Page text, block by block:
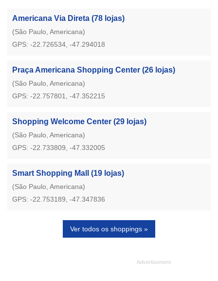
Americana Via Direta (78 lojas)
(São Paulo, Americana)
GPS: -22.726534, -47.294018
Praça Americana Shopping Center (26 lojas)
(São Paulo, Americana)
GPS: -22.757801, -47.352215
Shopping Welcome Center (29 lojas)
(São Paulo, Americana)
GPS: -22.733809, -47.332005
Smart Shopping Mall (19 lojas)
(São Paulo, Americana)
GPS: -22.753189, -47.347836
Ver todos os shoppings »